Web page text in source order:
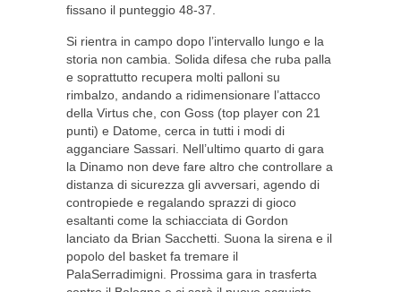
fissano il punteggio 48-37.
Si rientra in campo dopo l’intervallo lungo e la
storia non cambia. Solida difesa che ruba palla
e soprattutto recupera molti palloni su
rimbalzo, andando a ridimensionare l’attacco
della Virtus che, con Goss (top player con 21
punti) e Datome, cerca in tutti i modi di
agganciare Sassari. Nell’ultimo quarto di gara
la Dinamo non deve fare altro che controllare a
distanza di sicurezza gli avversari, agendo di
contropiede e regalando sprazzi di gioco
esaltanti come la schiacciata di Gordon
lanciato da Brian Sacchetti. Suona la sirena e il
popolo del basket fa tremare il
PalaSerradimigni. Prossima gara in trasferta